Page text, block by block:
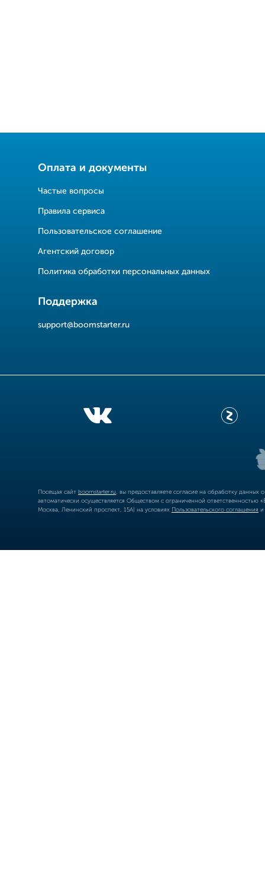
Оплата и документы
Частые вопросы
Правила сервиса
Пользовательское соглашение
Агентский договор
Политика обработки персональных данных
Поддержка
support@boomstarter.ru
Посещая сайт boomstarter.ru , вы предоставляете согласие на обработку
автоматически осуществляется Обществом с ограниченной
Москва, Ленинский проспект, 15А) на условиях Пользовательского соглашения и